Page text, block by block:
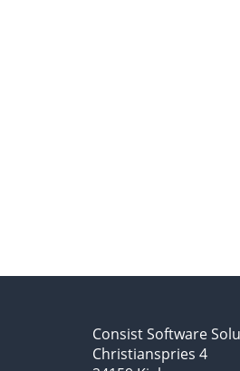
Consist Software
Christianspries 4